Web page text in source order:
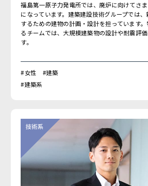
福島第一原子力発電所では、廃炉に向けてさ
になっています。建築建設技術グループでは
するための建物の計画・設計を担っています
るチームでは、大規模建築物の設計や耐震評
す。
#女性 #建築
#建築系